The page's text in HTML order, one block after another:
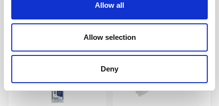
Allow all
Allow selection
Deny